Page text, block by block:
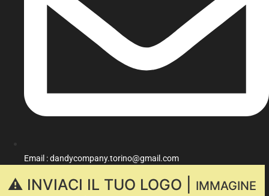
Email : dandycompany.torino@gmail.com
⚠️ INVIACI IL TUO LOGO |
IMMAGINE